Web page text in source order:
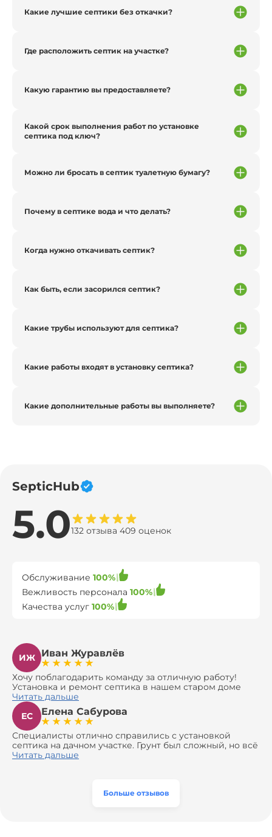
Какие лучшие септики без откачки?
Где расположить септик на участке?
Какую гарантию вы предоставляете?
Какой срок выполнения работ по установке
септика под ключ?
Можно ли бросать в септик туалетную бумагу?
Почему в септике вода и что делать?
Когда нужно откачивать септик?
Как быть, если засорился септик?
Какие трубы используют для септика?
Какие работы входят в установку септика?
Какие дополнительные работы вы выполняете?
SepticHub
5.0132 отзыва 409 оценок
Обслуживание 100%
Вежливость персонала 100%
Качества услуг 100%
ИЖ Иван Журавлёв
Хочу поблагодарить команду за отличную работу!
Установка и ремонт септика в нашем старом доме
оказались сложной задачей, но ребята справились на
все 100%. Всё сделали аккуратно и профессионально.
Давали полезные рекомендации, не пытались
навязать ничего лишнего, помогли с выбором и
доставкой материалов, что позволило нам
сэкономить. Выполнили монтаж и демонтаж
оборудования, заменили трубы, обновили
эту компанию всем, кто ищет надёжных
Читать дальше
ЕС
Елена Сабурова
Специалисты отлично справились с установкой
септика на дачном участке. Грунт был сложный, но всё
сделали быстро и аккуратно. Помогли выбрать
Читать дальше
Больше отзывов